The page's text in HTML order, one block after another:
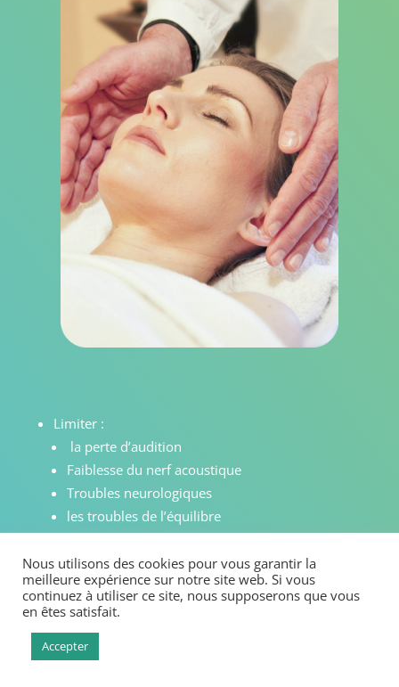
Limiter :
la perte d’audition
Faiblesse du nerf acoustique
Troubles neurologiques
les troubles de l’équilibre
Nous utilisons des cookies pour vous garantir la
meilleure expérience sur notre site web. Si vous
continuez à utiliser ce site, nous supposerons que vous
en êtes satisfait.
Accepter